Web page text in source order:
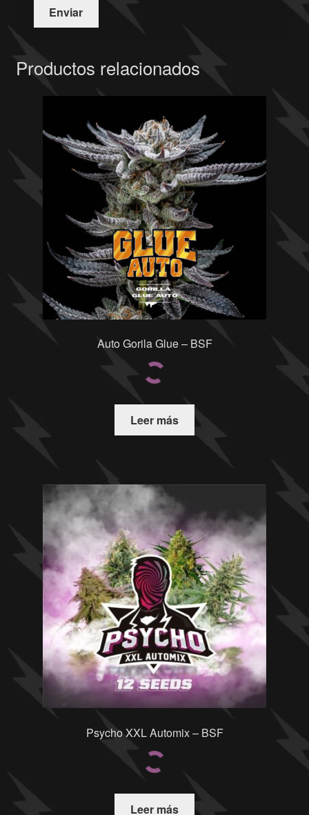
Productos relacionados
Auto Gorila Glue – BSF
Leer más
Psycho XXL Automix – BSF
Leer más